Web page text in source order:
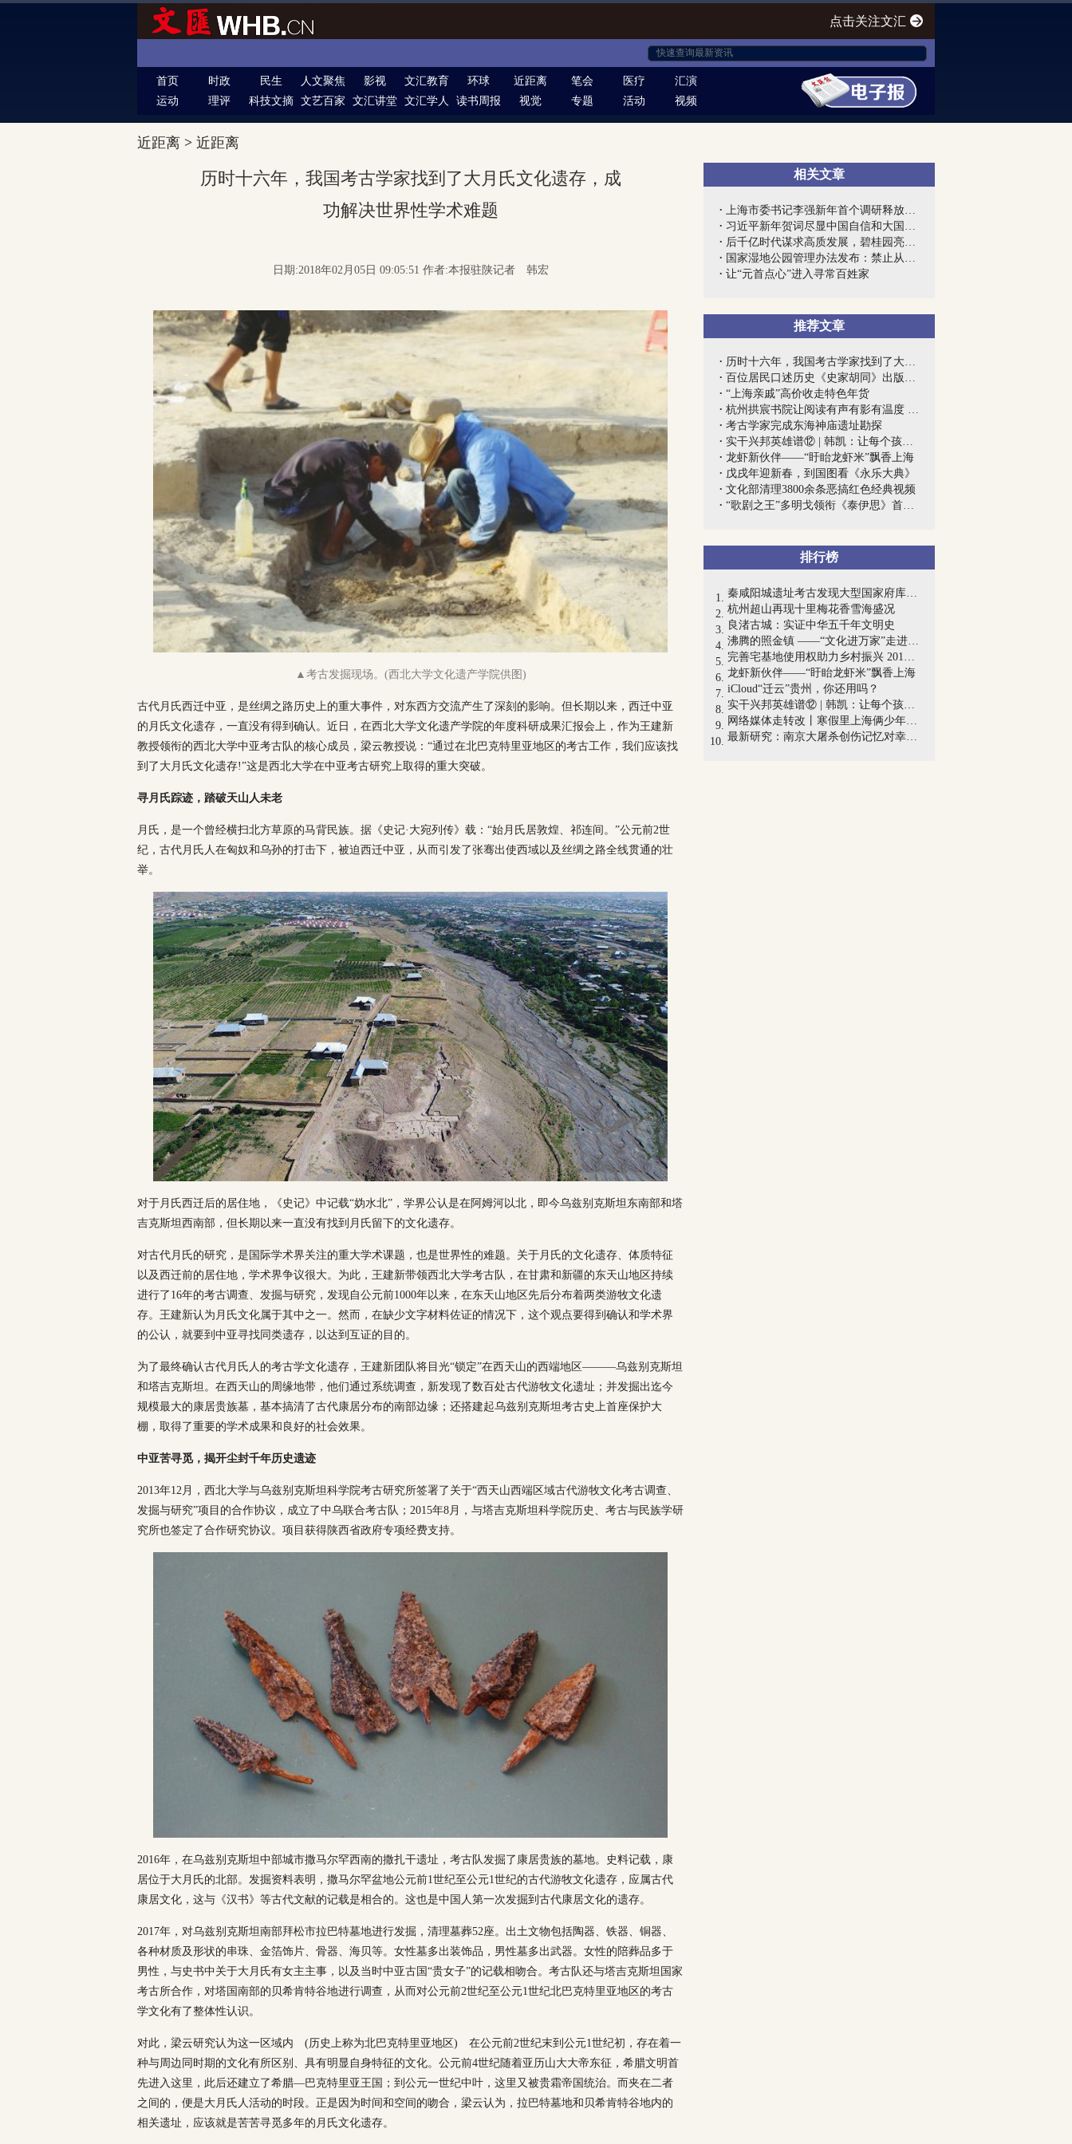
点击关注文汇
首页 时政 民生 人文聚焦 影视 文汇教育 环球 近距离 笔会 医疗
汇演
运动
理评 科技文摘 文艺百家 文汇讲堂 文汇学人 读书周报 视觉 专题 活动 视频
近距离 > 近距离
相关文章
上海市委书记李强新年首个调研释放强烈信...
习近平新年贺词尽显中国自信和大国风范
后千亿时代谋求高质发展，碧桂园亮出“组...
国家湿地公园管理办法发布：禁止从事房地...
让“元首点心”进入寻常百姓家
推荐文章
历时十六年，我国考古学家找到了大月氏文...
百位居民口述历史《史家胡同》出版，留住...
“上海亲戚”高价收走特色年货
杭州拱宸书院让阅读有声有影有温度 捧起...
考古学家完成东海神庙遗址勘探
实干兴邦英雄谱⑫ | 韩凯：让每个孩子都...
龙虾新伙伴——“盱眙龙虾米”飘香上海
戊戌年迎新春，到国图看《永乐大典》
文化部清理3800余条恶搞红色经典视频
“歌剧之王”多明戈领衔《泰伊思》首演国...
排行榜
秦咸阳城遗址考古发现大型国家府库，见证...
杭州超山再现十里梅花香雪海盛况
良渚古城：实证中华五千年文明史
沸腾的照金镇 ——“文化进万家”走进陕...
完善宅基地使用权助力乡村振兴 2017义乌...
龙虾新伙伴——“盱眙龙虾米”飘香上海
iCloud“迁云”贵州，你还用吗？
实干兴邦英雄谱⑫ | 韩凯：让每个孩子都...
网络媒体走转改丨寒假里上海俩少年千里独...
最新研究：南京大屠杀创伤记忆对幸存者造...
历时十六年，我国考古学家找到了大月氏文化遗存，成
功解决世界性学术难题
日期:2018年02月05日 09:05:51 作者:本报驻陕记者 韩宏
▲考古发掘现场。(西北大学文化遗产学院供图)
古代月氏西迁中亚，是丝绸之路历史上的重大事件，对东西方交流产生了深刻的影响。但长期以来，西迁中亚
的月氏文化遗存，一直没有得到确认。近日，在西北大学文化遗产学院的年度科研成果汇报会上，作为王建新
教授领衔的西北大学中亚考古队的核心成员，梁云教授说：“通过在北巴克特里亚地区的考古工作，我们应该找
到了大月氏文化遗存!”这是西北大学在中亚考古研究上取得的重大突破。
寻月氏踪迹，踏破天山人未老
月氏，是一个曾经横扫北方草原的马背民族。据《史记·大宛列传》载：“始月氏居敦煌、祁连间。”公元前2世
纪，古代月氏人在匈奴和乌孙的打击下，被迫西迁中亚，从而引发了张骞出使西域以及丝绸之路全线贯通的壮
举。
对于月氏西迁后的居住地，《史记》中记载“妫水北”，学界公认是在阿姆河以北，即今乌兹别克斯坦东南部和塔
吉克斯坦西南部，但长期以来一直没有找到月氏留下的文化遗存。
对古代月氏的研究，是国际学术界关注的重大学术课题，也是世界性的难题。关于月氏的文化遗存、体质特征
以及西迁前的居住地，学术界争议很大。为此，王建新带领西北大学考古队，在甘肃和新疆的东天山地区持续
进行了16年的考古调查、发掘与研究，发现自公元前1000年以来，在东天山地区先后分布着两类游牧文化遗
存。王建新认为月氏文化属于其中之一。然而，在缺少文字材料佐证的情况下，这个观点要得到确认和学术界
的公认，就要到中亚寻找同类遗存，以达到互证的目的。
为了最终确认古代月氏人的考古学文化遗存，王建新团队将目光“锁定”在西天山的西端地区———乌兹别克斯坦
和塔吉克斯坦。在西天山的周缘地带，他们通过系统调查，新发现了数百处古代游牧文化遗址；并发掘出迄今
规模最大的康居贵族墓，基本搞清了古代康居分布的南部边缘；还搭建起乌兹别克斯坦考古史上首座保护大
棚，取得了重要的学术成果和良好的社会效果。
中亚苦寻觅，揭开尘封千年历史遗迹
2013年12月，西北大学与乌兹别克斯坦科学院考古研究所签署了关于“西天山西端区域古代游牧文化考古调查、
发掘与研究”项目的合作协议，成立了中乌联合考古队；2015年8月，与塔吉克斯坦科学院历史、考古与民族学研
究所也签定了合作研究协议。项目获得陕西省政府专项经费支持。
2016年，在乌兹别克斯坦中部城市撒马尔罕西南的撒扎干遗址，考古队发掘了康居贵族的墓地。史料记载，康
居位于大月氏的北部。发掘资料表明，撒马尔罕盆地公元前1世纪至公元1世纪的古代游牧文化遗存，应属古代
康居文化，这与《汉书》等古代文献的记载是相合的。这也是中国人第一次发掘到古代康居文化的遗存。
2017年，对乌兹别克斯坦南部拜松市拉巴特墓地进行发掘，清理墓葬52座。出土文物包括陶器、铁器、铜器、
各种材质及形状的串珠、金箔饰片、骨器、海贝等。女性墓多出装饰品，男性墓多出武器。女性的陪葬品多于
男性，与史书中关于大月氏有女主主事，以及当时中亚古国“贵女子”的记载相吻合。考古队还与塔吉克斯坦国家
考古所合作，对塔国南部的贝希肯特谷地进行调查，从而对公元前2世纪至公元1世纪北巴克特里亚地区的考古
学文化有了整体性认识。
对此，梁云研究认为这一区域内 (历史上称为北巴克特里亚地区) 在公元前2世纪末到公元1世纪初，存在着一
种与周边同时期的文化有所区别、具有明显自身特征的文化。公元前4世纪随着亚历山大大帝东征，希腊文明首
先进入这里，此后还建立了希腊—巴克特里亚王国；到公元一世纪中叶，这里又被贵霜帝国统治。而夹在二者
之间的，便是大月氏人活动的时段。正是因为时间和空间的吻合，梁云认为，拉巴特墓地和贝希肯特谷地内的
相关遗址，应该就是苦苦寻觅多年的月氏文化遗存。